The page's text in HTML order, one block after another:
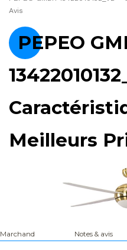
Avis
PEPEO
Meilleurs
Marchand Notes & avis